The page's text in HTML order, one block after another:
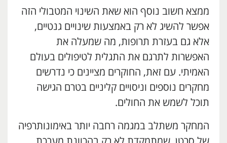
ממצא חשוב נוסף הוא שאת השינוי המטבולי הזה
אפשר להשיג לא רק באמצעות שינויים גנטיים,
אלא גם בעזרת תרופות, מה שמעלה את
האפשרות לתרגם את התגלית לטיפולים בעולם
האמיתי. עם זאת, החוקרים מציינים כי נדרשים
מחקרים נוספים וניסויים קליניים בטרם הגישה
תוכל לשמש את החולים.
המחקר משתלב במגמה רחבה יותר באימונותרפיה